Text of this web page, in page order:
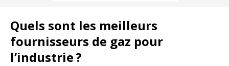
Quels sont les meilleurs
fournisseurs de gaz pour
l’industrie ?